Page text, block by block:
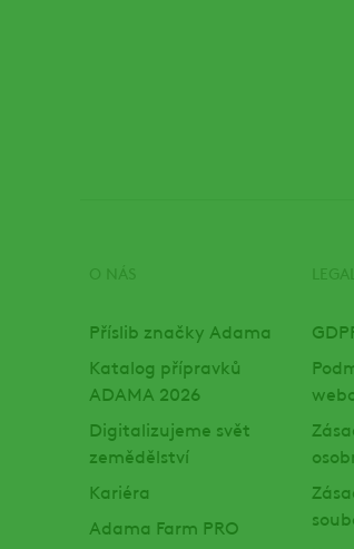
Příslib značky Adama
Katalog přípravků
ADAMA 2026
Digitalizujeme svět
zemědělství
Kariéra
Adama Farm PRO